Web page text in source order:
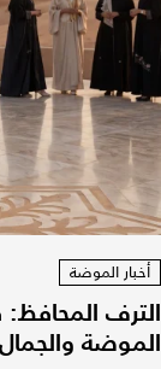
أخبار الموضة
الترف
الموضة والجمال